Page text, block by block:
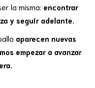
la misma: encontrar
y seguir adelante.
aparecen nuevas
empezar a avanzar